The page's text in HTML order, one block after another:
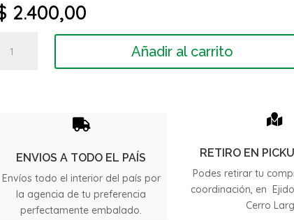
2.400,00
Templado
Añadir al carrito

ENVIOS A TODO EL PAÍS
Envíos todo el interior del país por
la agencia de tu preferencia
perfectamente embalado.

RETIRO EN
Podes retirar tu
coordinación, en
Cerro